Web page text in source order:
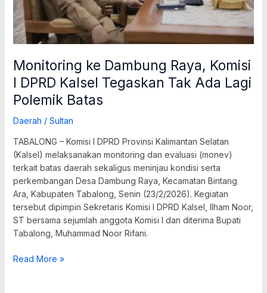
Monitoring ke Dambung Raya, Komisi
I DPRD Kalsel Tegaskan Tak Ada Lagi
Polemik Batas
Daerah / Sultan
TABALONG – Komisi I DPRD Provinsi Kalimantan Selatan
(Kalsel) melaksanakan monitoring dan evaluasi (monev)
terkait batas daerah sekaligus meninjau kondisi serta
perkembangan Desa Dambung Raya, Kecamatan Bintang
Ara, Kabupaten Tabalong, Senin (23/2/2026). Kegiatan
tersebut dipimpin Sekretaris Komisi I DPRD Kalsel, Ilham Noor,
ST bersama sejumlah anggota Komisi I dan diterima Bupati
Tabalong, Muhammad Noor Rifani.
Tak
Ada
Lagi
Polemik
Batas
Read More »